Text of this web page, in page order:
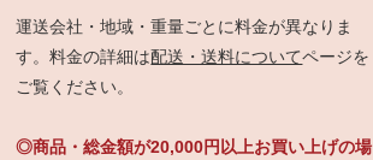
運送会社・地域・重量ごとに料金が異なりま
す。料金の詳細は配送・送料についてページを
ご覧ください。
◎商品・総金額が20,000円以上お買い上げの場